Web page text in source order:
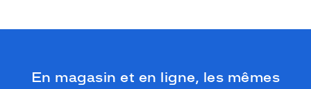
En magasin et en ligne, les mêmes